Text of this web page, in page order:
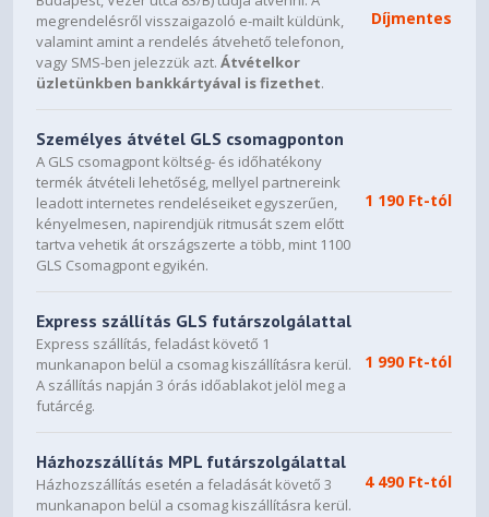
Slot Size
2
SLI
No
Supported OS
Windows 11 / Windows 10 64-bit (v1809 November
2018 or later)
Card Length
220.5mm x 120.25mm x 41.6mm / 8.7" x 4.7" x 1.6"
Accessories
User Manual
megrendelésről visszaigazoló e-mailt küldünk,
valamint amint a rendelés átvehető telefonon,
vagy SMS-ben jelezzük azt.Átvételkor
üzletünkben bankkártyával is fizethet.
Díjmentes
Személyes átvétel GLS csomagponton
A GLS csomagpont költség- és időhatékony
termék átvételi lehetőség, mellyel partnereink
leadott internetes rendeléseiket egyszerűen,
kényelmesen, napirendjük ritmusát szem előtt
tartva vehetik át országszerte a több, mint 1100
GLS Csomagpont egyikén.
1 190 Ft-tól
Express szállítás GLS futárszolgálattal
Express szállítás, feladást követő 1
munkanapon belül a csomag kiszállításra kerül.
A szállítás napján 3 órás időablakot jelöl meg a
futárcég.
1 990 Ft-tól
Házhozszállítás MPL futárszolgálattal
Házhozszállítás esetén a feladását követő 3
munkanapon belül a csomag kiszállításra kerül.
4 490 Ft-tól